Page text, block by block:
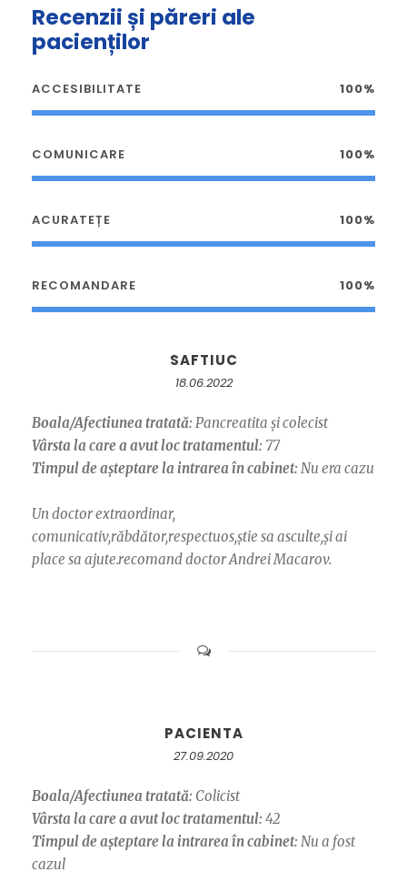
Recenzii și păreri ale
pacienților
ACCESIBILITATE 100%
COMUNICARE 100%
ACURATEȚE 100%
RECOMANDARE 100%
SAFTIUC
18.06.2022
Boala/Afectiunea tratată: Pancreatita și colecist
Vârsta la care a avut loc tratamentul: 77
Timpul de așteptare la intrarea în cabinet: Nu era cazu
Un doctor extraordinar,
comunicativ,răbdător,respectuos,știe sa asculte,și ai
place sa ajute.recomand doctor Andrei Macarov.
PACIENTA
27.09.2020
Boala/Afectiunea tratată: Colicist
Vârsta la care a avut loc tratamentul: 42
Timpul de așteptare la intrarea în cabinet: Nu a fost
cazul